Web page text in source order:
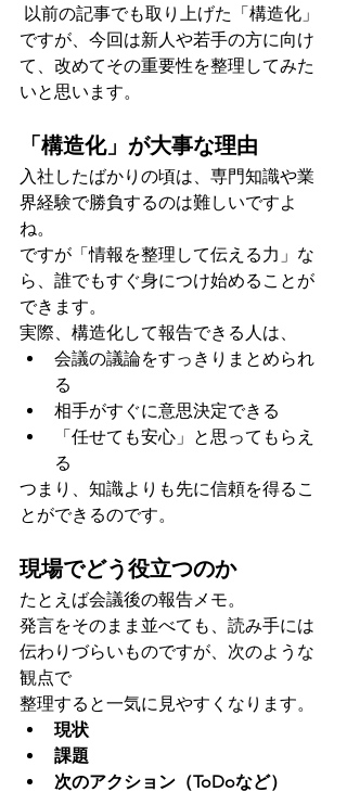
ですが、今回は新人や若手の方に向け
て、改めてその重要性を整理してみた
いと思います。
「構造化」が大事な理由
入社したばかりの頃は、専門知識や業
界経験で勝負するのは難しいですよ
ね。
ですが「情報を整理して伝える力」な
ら、誰でもすぐ身につけ始めることが
できます。
実際、構造化して報告できる人は、
会議の議論をすっきりまとめられ
る
相手がすぐに意思決定できる
「任せても安心」と思ってもらえ
る
つまり、知識よりも先に信頼を得るこ
とができるのです。
現場でどう役立つのか
たとえば会議後の報告メモ。
発言をそのまま並べても、読み手には
伝わりづらいものですが、次のような
観点で
整理すると一気に見やすくなります。
現状
課題
次のアクション（ToDoなど）